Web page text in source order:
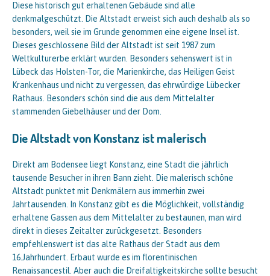
Diese historisch gut erhaltenen Gebäude sind alle
denkmalgeschützt. Die Altstadt erweist sich auch deshalb als so
besonders, weil sie im Grunde genommen eine eigene Insel ist.
Dieses geschlossene Bild der Altstadt ist seit 1987 zum
Weltkulturerbe erklärt wurden. Besonders sehenswert ist in
Lübeck das Holsten-Tor, die Marienkirche, das Heiligen Geist
Krankenhaus und nicht zu vergessen, das ehrwürdige Lübecker
Rathaus. Besonders schön sind die aus dem Mittelalter
stammenden Giebelhäuser und der Dom.
Die Altstadt von Konstanz ist malerisch
Direkt am Bodensee liegt Konstanz, eine Stadt die jährlich
tausende Besucher in ihren Bann zieht. Die malerisch schöne
Altstadt punktet mit Denkmälern aus immerhin zwei
Jahrtausenden. In Konstanz gibt es die Möglichkeit, vollständig
erhaltene Gassen aus dem Mittelalter zu bestaunen, man wird
direkt in dieses Zeitalter zurückgesetzt. Besonders
empfehlenswert ist das alte Rathaus der Stadt aus dem
16.Jahrhundert. Erbaut wurde es im florentinischen
Renaissancestil. Aber auch die Dreifaltigkeitskirche sollte besucht